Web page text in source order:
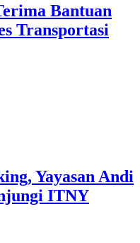
Bantuan
Transportasi
Yayasan Andi
ITNY